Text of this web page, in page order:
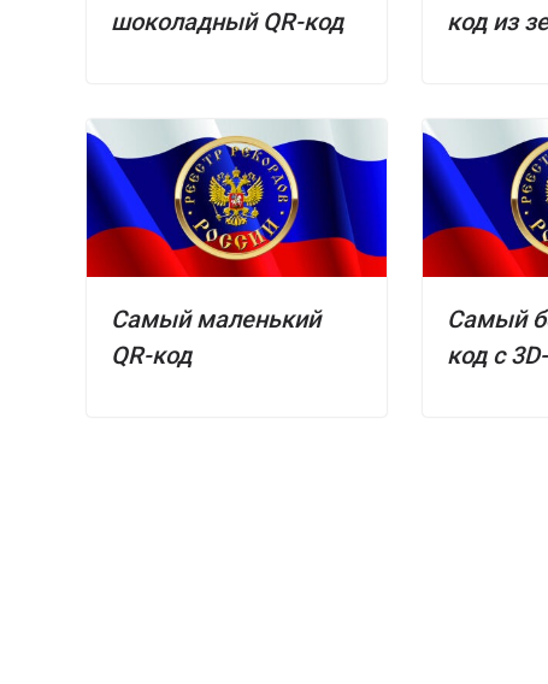
шоколадный QR-код
код из
Самый маленький
QR-код
Самый
код с